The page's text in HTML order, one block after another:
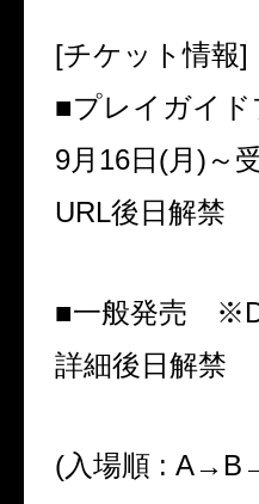
[チケット情報]
■プレイガイ
9月 16日 (月 ) ～
URL後日解禁
■一般発売 ※
詳細後日解禁
(入場順 : A→ B